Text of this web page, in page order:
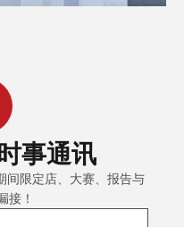
事通讯
间限定店、大赛、报告与
接！